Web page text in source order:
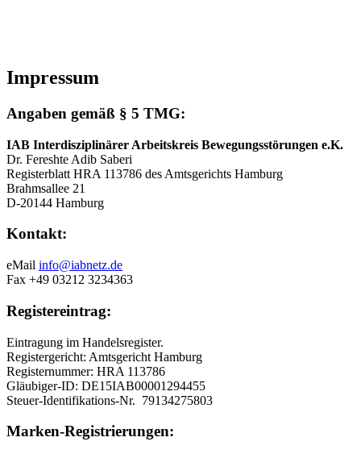
Impressum
Angaben gemäß § 5 TMG:
IAB Interdisziplinärer Arbeitskreis Bewegungsstörungen e.K.
Dr. Fereshte Adib Saberi
Registerblatt HRA 113786 des Amtsgerichts Hamburg
Brahmsallee 21
D-20144 Hamburg
Kontakt:
eMail info@iabnetz.de
Fax +49 03212 3234363
Registereintrag:
Eintragung im Handelsregister.
Registergericht: Amtsgericht Hamburg
Registernummer: HRA 113786
Gläubiger-ID: DE15IAB00001294455
Steuer-Identifikations-Nr. 79134275803
Marken-Registrierungen: